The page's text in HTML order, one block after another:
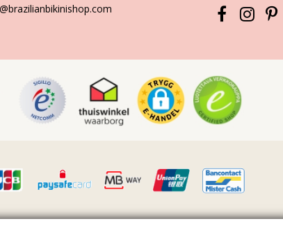
), 나무 조각 등과 같은 표면에 직접 닿게 되면 수영복의 부드
로 안 됩니다. 왜 그럴까요? 인쇄 무늬와 패턴이 탈색됩니다.